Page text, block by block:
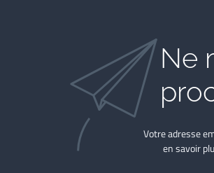
Ne
Votre adresse
en savoir